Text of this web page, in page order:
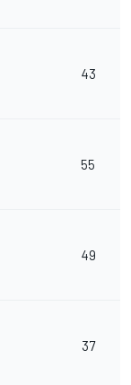
43
55
49
37